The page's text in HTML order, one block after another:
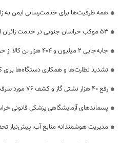
همه ظرفیت‌ها برای خدمت‌رسانی ایمن به
53 موکب خراسان جنوبی در خدمت زائران اربعین
جابه‌جایی 2 میلیون و 404 هزار تن کالا از خراسان جنوبی به سراسر کشور
تشدید نظارت‌ها و همکاری دستگاه‌ها
رفع 40 هزار نشتی گاز و کشف 76 مورد سرقت گاز در چهار ماهه نخست سال
پسماندهای آزمایشگاهی پزشکی قانونی
مدیریت هوشمندانه منابع آب، پیش‌نیاز